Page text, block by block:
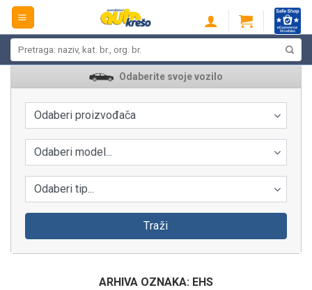
Skip
content
Odaberite svoje vozilo
Odaberi proizvođača
Odaberi model...
Odaberi tip...
Traži
ARHIVA OZNAKA: EHS